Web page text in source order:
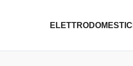
ELETTRODOMESTICI